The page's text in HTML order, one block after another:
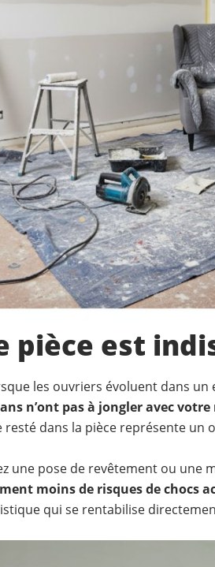
pièce est
les ouvriers évoluent dans un
n’ont pas à jongler avec
dans la pièce représente
une pose de revêtement ou une
moins de risques de
qui se rentabilise